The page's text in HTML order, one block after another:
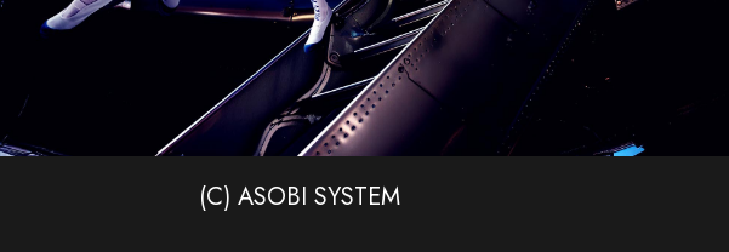
(C) ASOBI SYSTEM